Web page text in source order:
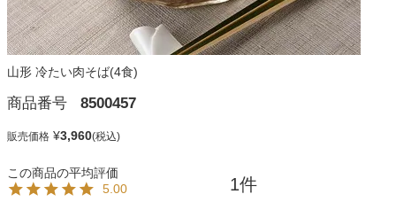
山形 冷たい肉そば(4食)
商品番号 8500457
販売価格 ¥3,960
5.00 1